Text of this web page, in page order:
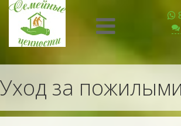
Уход за пожилыми